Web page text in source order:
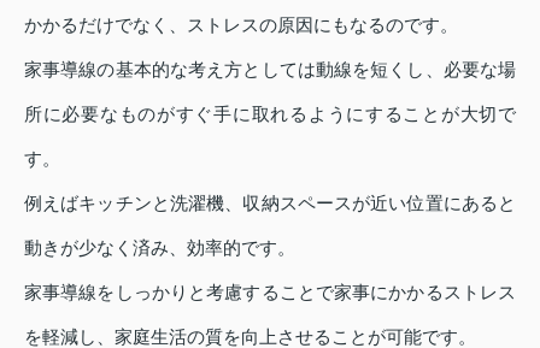
かかるだけでなく、ストレスの原因にもなるのです。
家事導線の基本的な考え方としては動線を短くし、必要な場
所に必要なものがすぐ手に取れるようにすることが大切で
す。
例えばキッチンと洗濯機、収納スペースが近い位置にあると
動きが少なく済み、効率的です。
家事導線をしっかりと考慮することで家事にかかるストレス
を軽減し、家庭生活の質を向上させることが可能です。